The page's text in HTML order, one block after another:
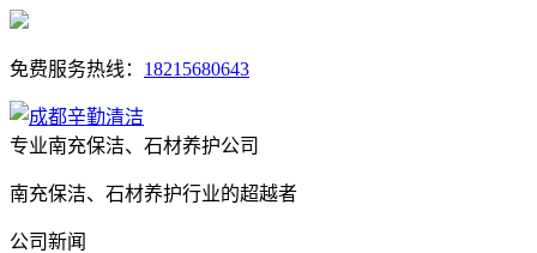
免费服务热线： 18215680643
专业南充保洁、石材养护公司
南充保洁、石材养护行业的超越者
公司新闻